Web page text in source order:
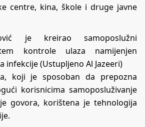
centre, kina, škole i druge javne
je kreirao samoposlužni
kontrole ulaza namijenjen
infekcije (Ustupljeno Al Jazeeri)
koji je sposoban da prepozna
korisnicima samoposluživanje
govora, korištena je tehnologija